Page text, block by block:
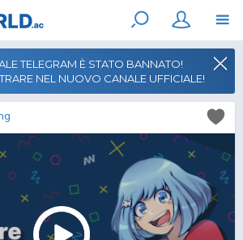
TELEGRAM È STATO BANNATO!
NEL NUOVO CANALE UFFICIALE!